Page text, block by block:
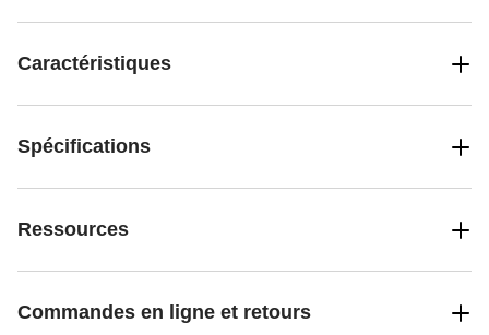
Caractéristiques
Spécifications
Ressources
Commandes en ligne et retours